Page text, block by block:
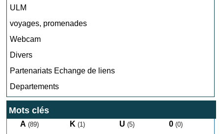
ULM
voyages, promenades
Webcam
Divers
Partenariats Echange de liens
Departements
Mots clés
A (89) K (1) U (5) 0 (0)